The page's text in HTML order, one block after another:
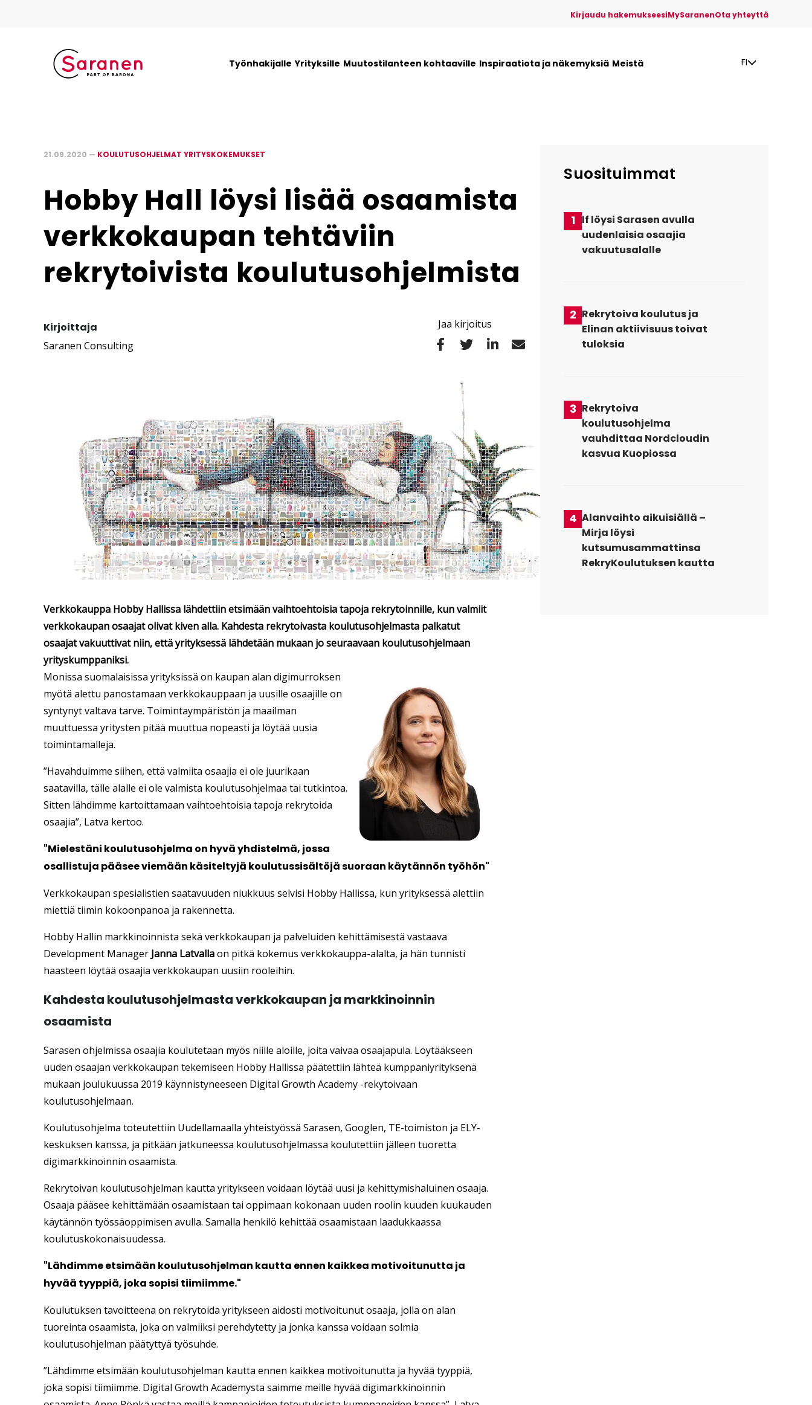
Kirjaudu hakemukseesiMySaranenOta yhteyttä
Työnhakijalle Yrityksille Muutostilanteen kohtaaville Inspiraatiota ja näkemyksiä Meistä FI
21.09.2020 — KOULUTUSOHJELMAT YRITYSKOKEMUKSET
Hobby Hall löysi lisää osaamista
verkkokaupan tehtäviin
rekrytoivista koulutusohjelmista
Kirjoittaja
Saranen Consulting
Jaa kirjoitus
Verkkokauppa Hobby Hallissa lähdettiin etsimään vaihtoehtoisia tapoja rekrytoinnille, kun valmiit
verkkokaupan osaajat olivat kiven alla. Kahdesta rekrytoivasta koulutusohjelmasta palkatut
osaajat vakuuttivat niin, että yrityksessä lähdetään mukaan jo seuraavaan koulutusohjelmaan
yrityskumppaniksi.
Monissa suomalaisissa yrityksissä on kaupan alan digimurroksen
myötä alettu panostamaan verkkokauppaan ja uusille osaajille on
syntynyt valtava tarve. Toimintaympäristön ja maailman
muuttuessa yritysten pitää muuttua nopeasti ja löytää uusia
toimintamalleja.
”Havahduimme siihen, että valmiita osaajia ei ole juurikaan
saatavilla, tälle alalle ei ole valmista koulutusohjelmaa tai tutkintoa.
Sitten lähdimme kartoittamaan vaihtoehtoisia tapoja rekrytoida
osaajia”, Latva kertoo.
"Mielestäni koulutusohjelma on hyvä yhdistelmä, jossa
osallistuja pääsee viemään käsiteltyjä koulutussisältöjä suoraan käytännön työhön"
Verkkokaupan spesialistien saatavuuden niukkuus selvisi Hobby Hallissa, kun yrityksessä alettiin
miettiä tiimin kokoonpanoa ja rakennetta.
Hobby Hallin markkinoinnista sekä verkkokaupan ja palveluiden kehittämisestä vastaava
Development Manager Janna Latvallaon pitkä kokemus verkkokauppa-alalta, ja hän tunnisti
haasteen löytää osaajia verkkokaupan uusiin rooleihin.
Kahdesta koulutusohjelmasta verkkokaupan ja markkinoinnin
osaamista
Sarasen ohjelmissa osaajia koulutetaan myös niille aloille, joita vaivaa osaajapula. Löytääkseen
uuden osaajan verkkokaupan tekemiseen Hobby Hallissa päätettiin lähteä kumppaniyrityksenä
mukaan joulukuussa 2019 käynnistyneeseen Digital Growth Academy -rekytoivaan
koulutusohjelmaan.
Koulutusohjelma toteutettiin Uudellamaalla yhteistyössä Sarasen, Googlen, TE-toimiston ja ELY-
keskuksen kanssa, ja pitkään jatkuneessa koulutusohjelmassa koulutettiin jälleen tuoretta
digimarkkinoinnin osaamista.
Rekrytoivan koulutusohjelman kautta yritykseen voidaan löytää uusi ja kehittymishaluinen osaaja.
Osaaja pääsee kehittämään osaamistaan tai oppimaan kokonaan uuden roolin kuuden kuukauden
käytännön työssäoppimisen avulla. Samalla henkilö kehittää osaamistaan laadukkaassa
koulutuskokonaisuudessa.
"Lähdimme etsimään koulutusohjelman kautta ennen kaikkea motivoitunutta ja
hyvää tyyppiä, joka sopisi tiimiimme."
Koulutuksen tavoitteena on rekrytoida yritykseen aidosti motivoitunut osaaja, jolla on alan
tuoreinta osaamista, joka on valmiiksi perehdytetty ja jonka kanssa voidaan solmia
koulutusohjelman päätyttyä työsuhde.
”Lähdimme etsimään koulutusohjelman kautta ennen kaikkea motivoitunutta ja hyvää tyyppiä,
joka sopisi tiimiimme. Digital Growth Academysta saimme meille hyvää digimarkkinoinnin
Suosituimmat
1 If löysi Sarasen avulla
uudenlaisia osaajia
vakuutusalalle
2 Rekrytoiva koulutus ja
Elinan aktiivisuus toivat
tuloksia
3 Rekrytoiva
koulutusohjelma
vauhdittaa Nordcloudin
kasvua Kuopiossa
4 Alanvaihto aikuisiällä –
Mirja löysi
kutsumusammattinsa
RekryKoulutuksen kautta